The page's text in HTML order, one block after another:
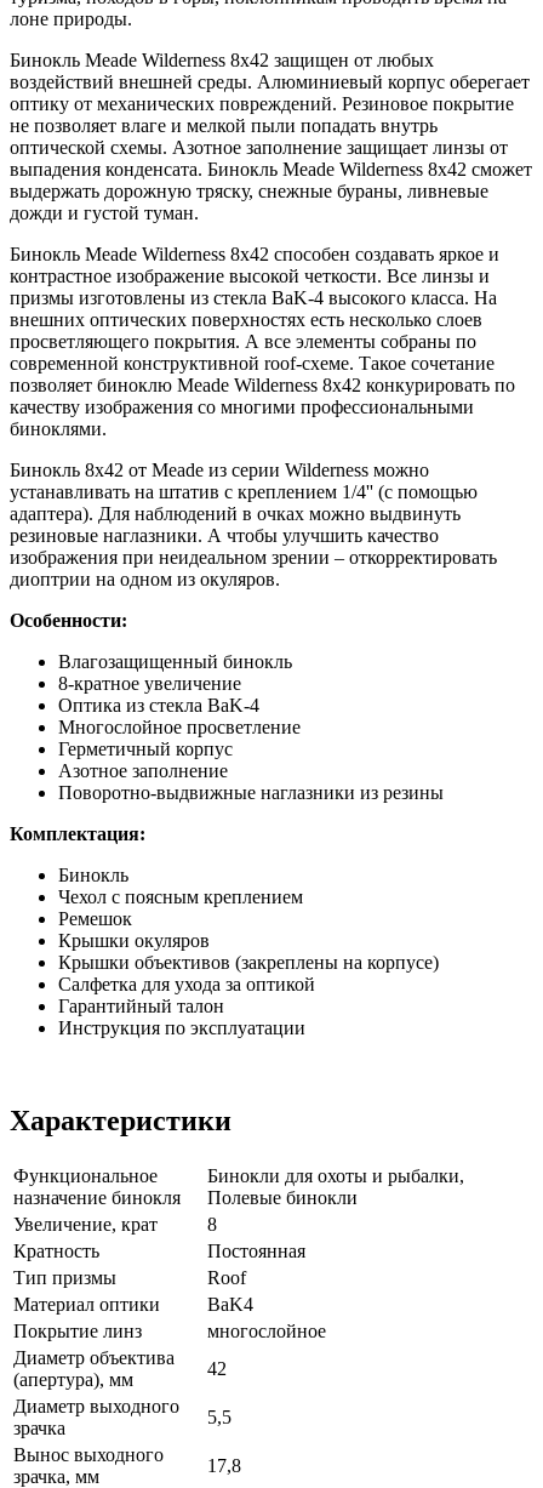
лоне природы.
Бинокль Meade Wilderness 8x42 защищен от любых
воздействий внешней среды. Алюминиевый корпус оберегает
оптику от механических повреждений. Резиновое покрытие
не позволяет влаге и мелкой пыли попадать внутрь
оптической схемы. Азотное заполнение защищает линзы от
выпадения конденсата. Бинокль Meade Wilderness 8x42 сможет
выдержать дорожную тряску, снежные бураны, ливневые
дожди и густой туман.
Бинокль Meade Wilderness 8x42 способен создавать яркое и
контрастное изображение высокой четкости. Все линзы и
призмы изготовлены из стекла BaK-4 высокого класса. На
внешних оптических поверхностях есть несколько слоев
просветляющего покрытия. А все элементы собраны по
современной конструктивной roof-схеме. Такое сочетание
позволяет биноклю Meade Wilderness 8x42 конкурировать по
качеству изображения со многими профессиональными
биноклями.
Бинокль 8x42 от Meade из серии Wilderness можно
устанавливать на штатив с креплением 1/4'' (с помощью
адаптера). Для наблюдений в очках можно выдвинуть
резиновые наглазники. А чтобы улучшить качество
изображения при неидеальном зрении – откорректировать
диоптрии на одном из окуляров.
Особенности:
Влагозащищенный бинокль
8-кратное увеличение
Оптика из стекла BaK-4
Многослойное просветление
Герметичный корпус
Азотное заполнение
Поворотно-выдвижные наглазники из резины
Комплектация:
Бинокль
Чехол с поясным креплением
Ремешок
Крышки окуляров
Крышки объективов (закреплены на корпусе)
Салфетка для ухода за оптикой
Гарантийный талон
Инструкция по эксплуатации
Характеристики
Функциональное
назначение бинокля
Бинокли для охоты и рыбалки,
Полевые бинокли
Увеличение, крат
8
Кратность
Постоянная
Тип призмы
Roof
Материал оптики
BaK4
Покрытие линз
многослойное
Диаметр объектива
(апертура), мм
42
Диаметр выходного
зрачка
5,5
Вынос выходного
зрачка, мм
17,8